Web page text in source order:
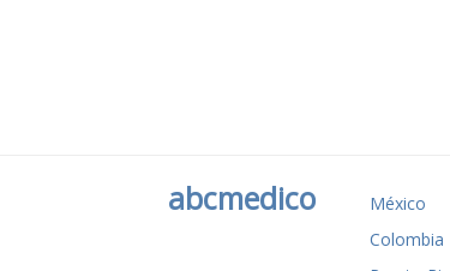
abcmedico México
Colombia